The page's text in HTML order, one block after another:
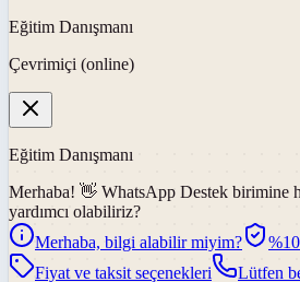
Eğitim Danışmanı
Çevrimiçi (online)
Eğitim Danışmanı
Merhaba! 👋 WhatsApp Destek birimine
yardımcı olabiliriz?
Merhaba, bilgi alabilir miyim?
Fiyat ve taksit seçenekleri
Lütfen